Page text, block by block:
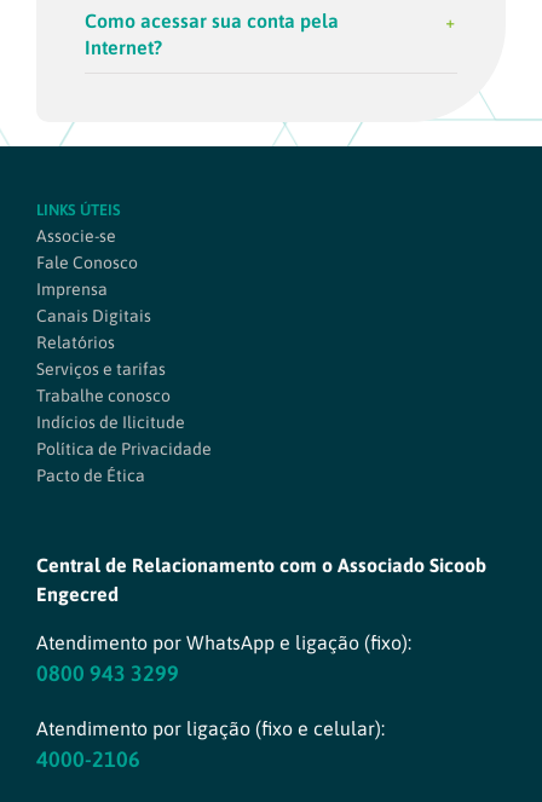
Como acessar sua conta pela
Internet?
LINKS ÚTEIS
Associe-se
Fale Conosco
Imprensa
Canais Digitais
Relatórios
Serviços e tarifas
Trabalhe conosco
Indícios de Ilicitude
Política de Privacidade
Pacto de Ética
Central de Relacionamento com o Associado Sicoob
Engecred
Atendimento por WhatsApp e ligação (fixo):
0800 943 3299
Atendimento por ligação (fixo e celular):
4000-2106